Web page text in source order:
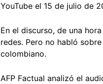
YouTube el 15 de julio de
En el discurso, de una
redes. Pero no habló
colombiano.
AFP Factual analizó el